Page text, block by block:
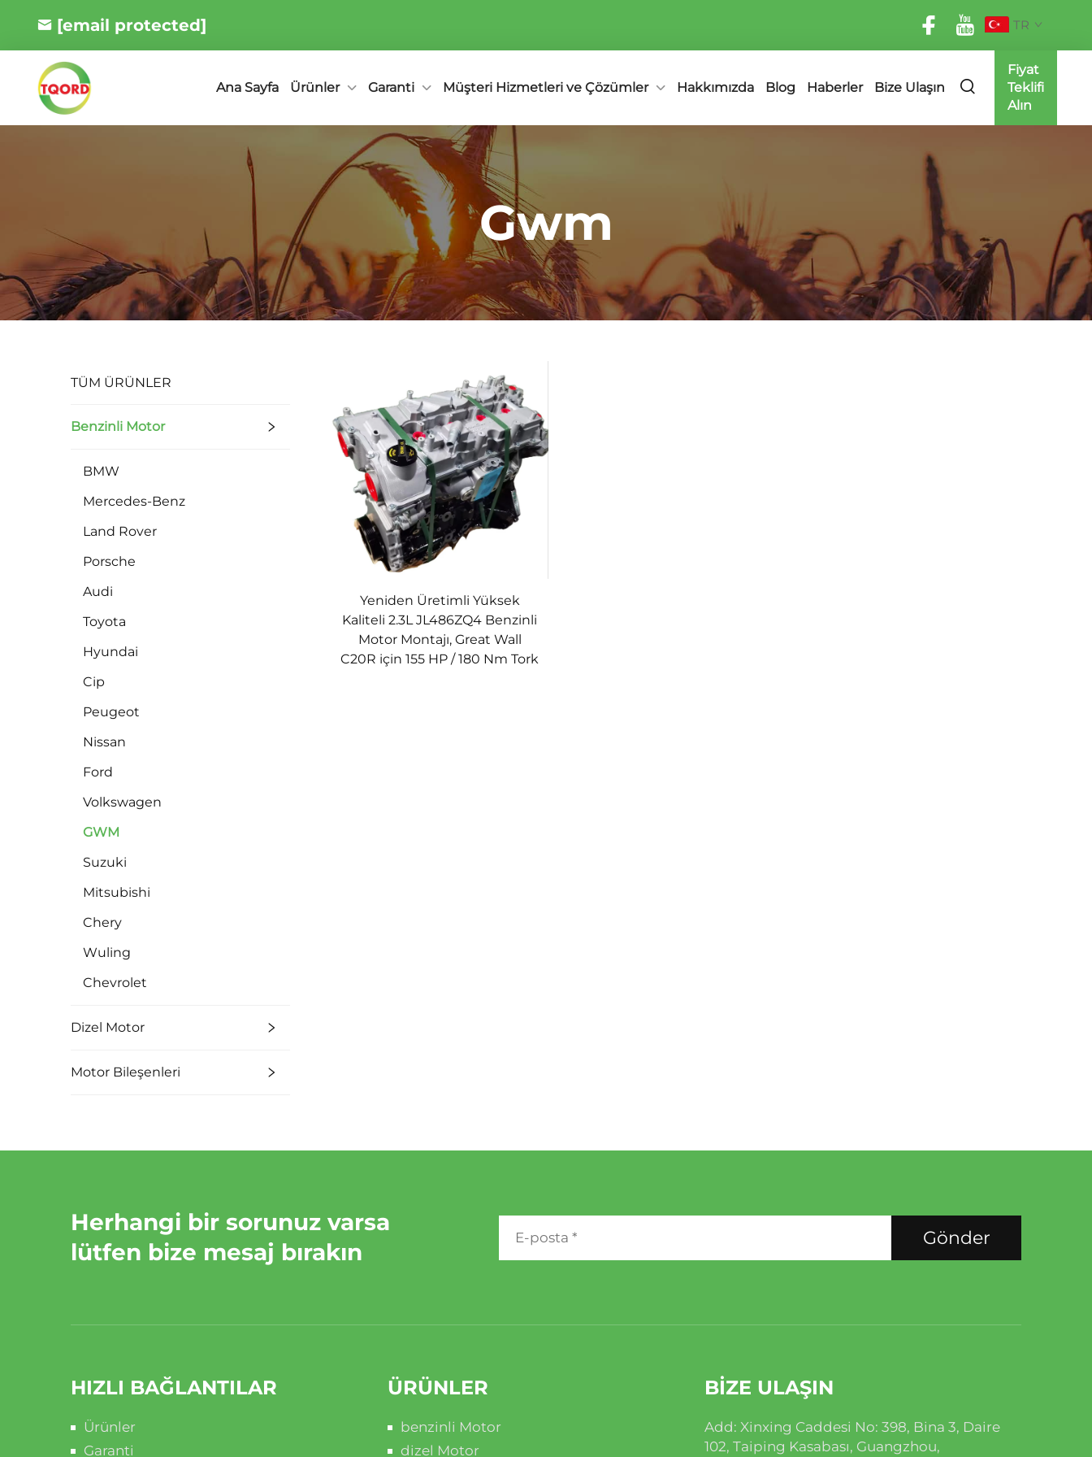
[email protected] TR
Ana Sayfa Ürünler Garanti Müşteri Hizmetleri ve Çözümler Hakkımızda Blog Haberler Bize Ulaşın
Fiyat
Teklifi
Alın
Gwm
TÜM ÜRÜNLER
Benzinli Motor
BMW
Mercedes-Benz
Land Rover
Porsche
Audi
Toyota
Hyundai
Cip
Peugeot
Nissan
Ford
Volkswagen
GWM
Suzuki
Mitsubishi
Chery
Wuling
Chevrolet
Dizel Motor
Motor Bileşenleri
Yeniden Üretimli Yüksek
Kaliteli 2.3L JL486ZQ4 Benzinli
Motor Montajı, Great Wall
C20R için 155 HP / 180 Nm Tork
Herhangi bir sorunuz varsa
lütfen bize mesaj bırakın
Gönder
HIZLI BAĞLANTILAR
Ürünler
Garanti
ÜRÜNLER
benzinli Motor
dizel Motor
BIZE ULAŞIN
Add: Xinxing Caddesi No: 398, Bina 3, Daire
102, Taiping Kasabası, Guangzhou,